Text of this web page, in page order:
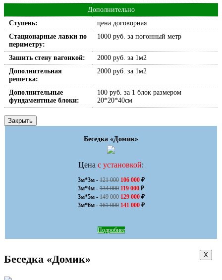
Дополнительно
Ступень:
цена договорная
Стационарные лавки по
периметру:
1000 руб. за погонный метр
Зашить стену вагонкой:
2000 руб. за 1м2
Дополнительная
решетка:
2000 руб. за 1м2
Дополнительные
фундаментные блоки:
100 руб. за 1 блок размером
20*20*40см
Закрыть
Беседка «Домик»
Цена с установкой:
3м*3м - 121 000 106 000 ₽
3м*4м - 134 000 119 000 ₽
3м*5м - 149 000 129 000 ₽
3м*6м - 161 000 141 000 ₽
Подробнее
Х
Беседка «Домик»